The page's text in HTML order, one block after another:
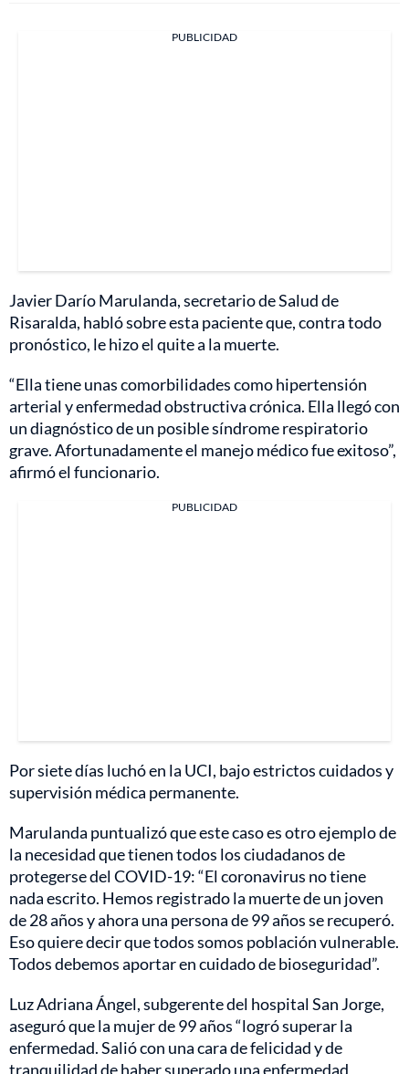
PUBLICIDAD
Javier Darío Marulanda, secretario de Salud de
Risaralda, habló sobre esta paciente que, contra todo
pronóstico, le hizo el quite a la muerte.
“Ella tiene unas comorbilidades como hipertensión
arterial y enfermedad obstructiva crónica. Ella llegó con
un diagnóstico de un posible síndrome respiratorio
grave. Afortunadamente el manejo médico fue exitoso”,
afirmó el funcionario.
PUBLICIDAD
Por siete días luchó en la UCI, bajo estrictos cuidados y
supervisión médica permanente.
Marulanda puntualizó que este caso es otro ejemplo de
la necesidad que tienen todos los ciudadanos de
protegerse del COVID-19: “El coronavirus no tiene
nada escrito. Hemos registrado la muerte de un joven
de 28 años y ahora una persona de 99 años se recuperó.
Eso quiere decir que todos somos población vulnerable.
Todos debemos aportar en cuidado de bioseguridad”.
Luz Adriana Ángel, subgerente del hospital San Jorge,
aseguró que la mujer de 99 años “logró superar la
enfermedad. Salió con una cara de felicidad y de
tranquilidad de haber superado una enfermedad